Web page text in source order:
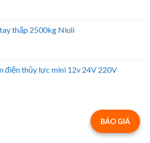
thấp 2500kg Niuli
điện thủy lực mini 12v 24V 220V
BÁO GIÁ